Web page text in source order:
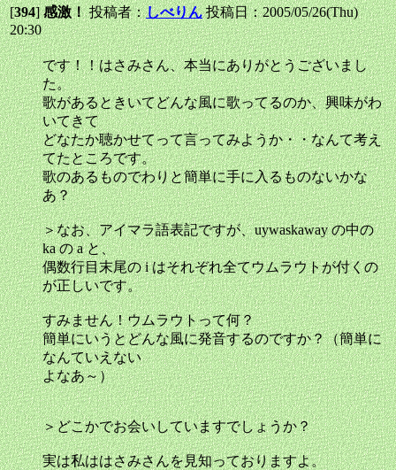
[394]感激！投稿者：しべりん 投稿日：2005/05/26(Thu)
20:30
です！！はさみさん、本当にありがとうございまし
た。
歌があるときいてどんな風に歌ってるのか、興味がわ
いてきて
どなたか聴かせてって言ってみようか・・なんて考え
てたところです。
歌のあるものでわりと簡単に手に入るものないかな
あ？
＞なお、アイマラ語表記ですが、uywaskaway の中の
ka の a と、
偶数行目末尾の i はそれぞれ全てウムラウトが付くの
が正しいです。
すみません！ウムラウトって何？
簡単にいうとどんな風に発音するのですか？（簡単に
なんていえない
よなあ～）
＞どこかでお会いしていますでしょうか？
実は私ははさみさんを見知っておりますよ。